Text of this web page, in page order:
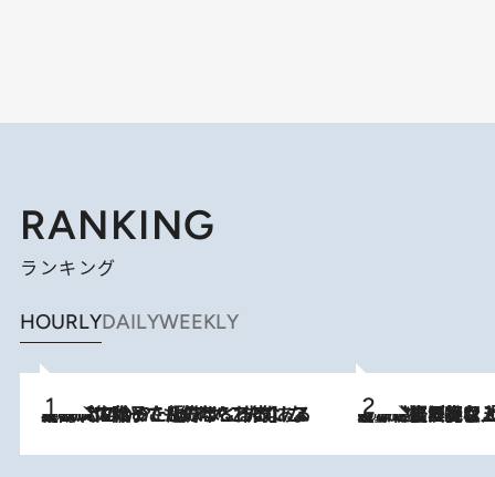
RANKING
ランキング
HOURLYDAILYWEEKLY
2026.8.5
【阿川佐和子さんの年とる力】なぜ70代で始めた趣味は“こんなに楽しい”のか？ ピアノ、俳句…スランプに陥っても続けられる“ある秘訣”とは 2026.8.5
【なぜ吉沢亮は「気配を消せる」のか？】興行収入208億の『国宝』を経て挑むミュージカル『ディア・エヴァン・ハンセン』。トップ俳優が舞台上でさらけ出した“孤独”とは